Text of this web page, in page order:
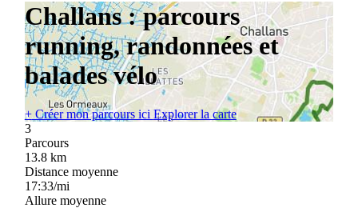
Challans : parcours
running, randonnées et
balades vélo
+Créer mon parcours ici Explorer la carte
3
Parcours
13.8 km
Distance moyenne
17:33/mi
Allure moyenne